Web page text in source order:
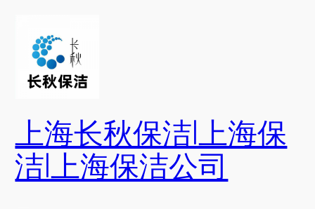
上海长秋保洁|上海保
洁|上海保洁公司